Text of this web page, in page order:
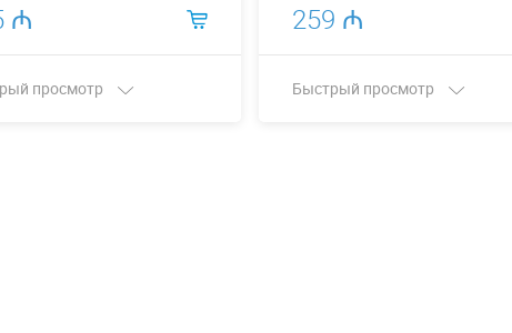
₼
просмотр
259 ₼
Быстрый просмотр